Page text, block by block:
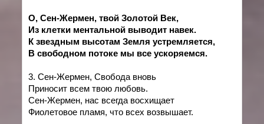
О, Сен-Жермен, твой Золотой Век,
Из клетки ментальной выводит навек.
К звездным высотам Земля устремляется,
В свободном потоке мы все ускоряемся.
3. Сен-Жермен, Свобода вновь
Приносит всем твою любовь.
Сен-Жермен, нас всегда восхищает
Фиолетовое пламя, что всех возвышает.